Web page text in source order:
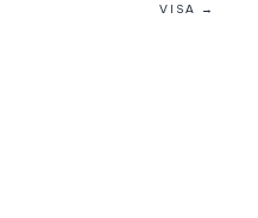
VISA →